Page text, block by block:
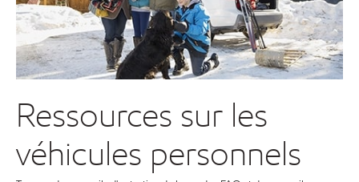
Ressources sur les
véhicules personnels